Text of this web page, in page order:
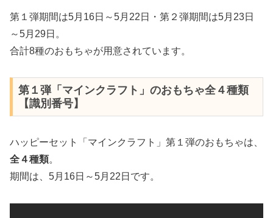
第１弾期間は5月16日～5月22日・第２弾期間は5月23日
～5月29日。
合計8種のおもちゃが用意されています。
第１弾「マインクラフト」のおもちゃ全４種類
【識別番号】
ハッピーセット「マインクラフト」第１弾のおもちゃは、
全４種類。
期間は、5月16日～5月22日です。